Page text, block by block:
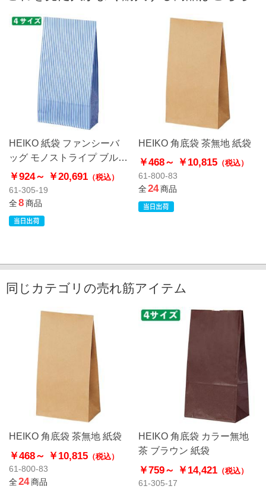
HEIKO 紙袋 ファンシーバ
ッグ モノストライプ ブルー
角底袋
￥924～ ￥20,691 （税込）
61-305-19
全8商品
HEIKO 角底袋 茶無地 紙袋
￥468～ ￥10,815（税込）
61-800-83
全24商品
同じカテゴリの売れ筋アイテム
HEIKO 角底袋 茶無地 紙袋
￥468～ ￥10,815 （税込）
61-800-83
全24商品
HEIKO 角底袋 カラー無地
茶 ブラウン 紙袋
￥759～ ￥14,421（税込）
61-305-17